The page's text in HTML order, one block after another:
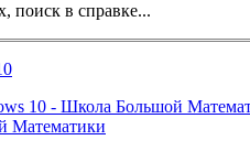
поиск в справке...
10 - Школа Большой
Математики